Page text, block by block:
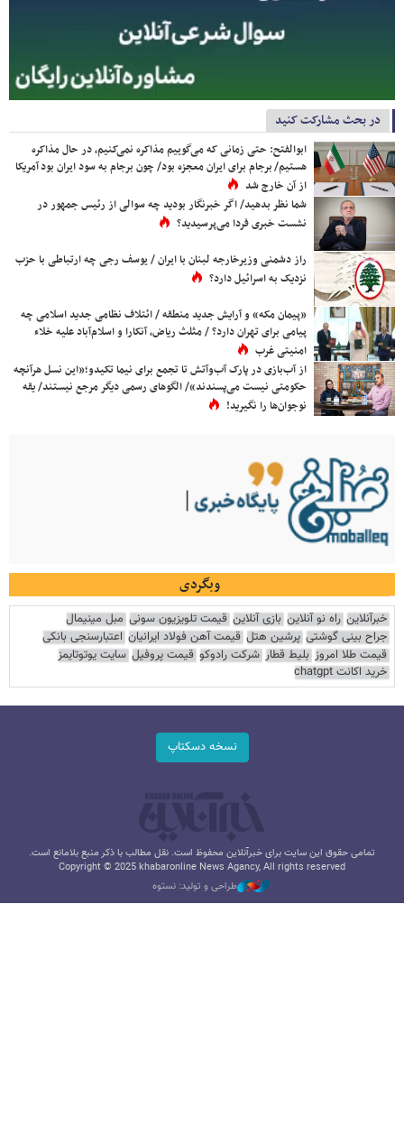
در بحث مشارکت کنید
ابوالفتح: حتی زمانی که می‌گوییم مذاکره نمی‌کنیم، در حال مذاکره
هستیم/ برجام برای ایران معجزه بود/ چون برجام به سود ایران بود آمریکا
از آن خارج شد
شما نظر بدهید/ اگر خبرنگار بودید چه سوالی از رئیس جمهور در
نشست خبری فردا می‌پرسیدید؟
راز دشمنی وزیرخارجه لبنان با ایران / یوسف رجی چه ارتباطی با حزب
نزدیک به اسرائیل دارد؟
«پیمان مکه» و آرایش جدید منطقه / ائتلاف نظامی جدید اسلامی چه
پیامی برای تهران دارد؟ / مثلث ریاض، آنکارا و اسلام‌آباد علیه خلاء
امنیتی غرب
از آب‌بازی در پارک آب‌وآتش تا تجمع برای نیما تکیدو؛«این نسل هرآنچه
حکومتی نیست می‌پسندند»/ الگوهای رسمی دیگر مرجع نیستند/ یقه
نوجوان‌ها را نگیرید!
وبگردی
خبرآنلاین راه نو آنلاین بازی آنلاین قیمت تلویزیون سونی مبل مینیمال
جراح بینی گوشتی پرشین هتل قیمت آهن فولاد ایرانیان اعتبارسنجی بانکی
قیمت طلا امروز بلیط قطار شرکت رادوکو قیمت پروفیل سایت یوتوتایمز
خرید اکانت chatgpt
نسخه دسکتاپ
تمامی حقوق این سایت برای خبرآنلاین محفوظ است. نقل مطالب با ذکر منبع بلامانع است.
Copyright © 2025 khabaronline News Agancy, All rights reserved
طراحی و تولید: نستوه